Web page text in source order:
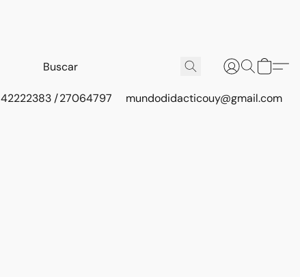
42222383 / 27064797 mundodidacticouy@gmail.com